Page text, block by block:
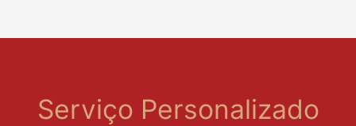
Serviço Personalizado